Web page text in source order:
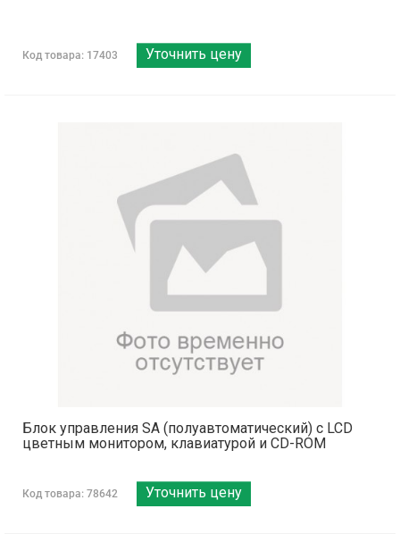
Код товара: 17403 Уточнить цену
Блок управления SA (полуавтоматический) с LCD
цветным монитором, клавиатурой и CD-ROM
Код товара: 78642 Уточнить цену